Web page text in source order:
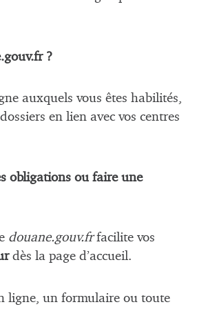
?
auxquels vous êtes habilités,
en lien avec vos centres
obligations ou faire une
douane.gouv.frfacilite vos
dès la page d’accueil.
ligne, un formulaire ou toute